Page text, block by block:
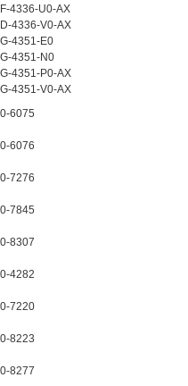
4336-U0-AX
4336-V0-AX
4351-E0
4351-N0
4351-P0-AX
4351-V0-AX
6075
6076
7276
7845
8307
4282
7220
8223
8277